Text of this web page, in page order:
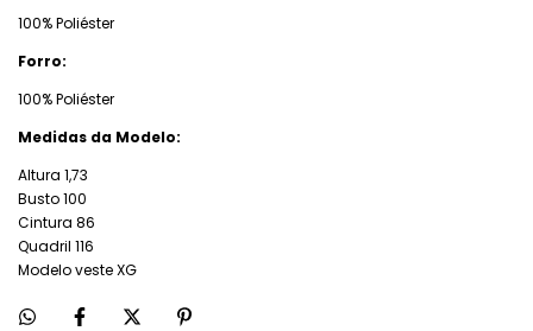
100% Poliéster
Forro:
100% Poliéster
Medidas da Modelo:
Altura 1,73
Busto 100
Cintura 86
Quadril 116
Modelo veste XG